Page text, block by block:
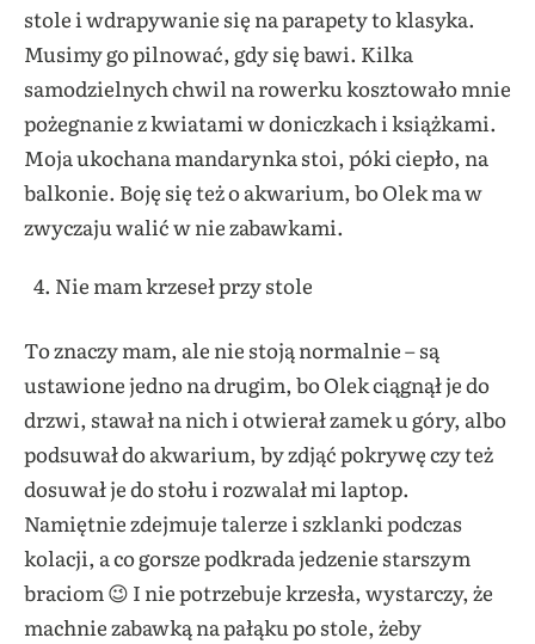
stole i wdrapywanie się na parapety to klasyka.
Musimy go pilnować, gdy się bawi. Kilka
samodzielnych chwil na rowerku kosztowało mnie
pożegnanie z kwiatami w doniczkach i książkami.
Moja ukochana mandarynka stoi, póki ciepło, na
balkonie. Boję się też o akwarium, bo Olek ma w
zwyczaju walić w nie zabawkami.
Nie mam krzeseł przy stole
To znaczy mam, ale nie stoją normalnie – są
ustawione jedno na drugim, bo Olek ciągnął je do
drzwi, stawał na nich i otwierał zamek u góry, albo
podsuwał do akwarium, by zdjąć pokrywę czy też
dosuwał je do stołu i rozwalał mi laptop.
Namiętnie zdejmuje talerze i szklanki podczas
kolacji, a co gorsze podkrada jedzenie starszym
braciom 😉 I nie potrzebuje krzesła, wystarczy, że
machnie zabawką na pałąku po stole, żeby